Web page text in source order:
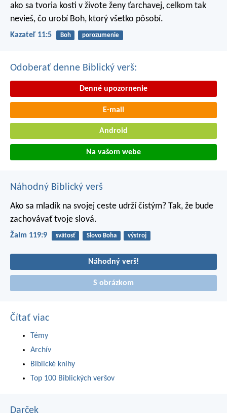
ako sa tvoria kosti v živote ženy ťarchavej, celkom tak
nevieš, čo urobí Boh, ktorý všetko pôsobí.
Kazateľ 11:5 Boh porozumenie
Odoberať denne Biblický verš:
Denné upozornenie
E-mail
Android
Na vašom webe
Náhodný Biblický verš
Ako sa mladík na svojej ceste udrží čistým? Tak, že bude
zachovávať tvoje slová.
Žalm 119:9 svätosť Slovo Boha výstroj
Náhodný verš!
S obrázkom
Čítať viac
Témy
Archív
Biblické knihy
Top 100 Biblických veršov
Darček